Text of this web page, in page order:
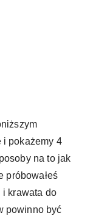
i pokażemy 4
na to jak
próbowałeś
i krawata do
powinno być